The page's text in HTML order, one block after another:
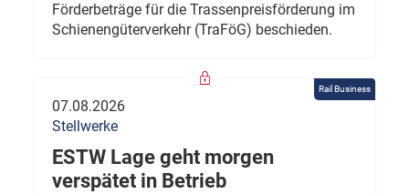
Förderbeträge für die Trassenpreisförderung im
Schienengüterverkehr (TraFöG) beschieden.
Rail Business
07.08.2026
Stellwerke
ESTW Lage geht morgen
verspätet in Betrieb